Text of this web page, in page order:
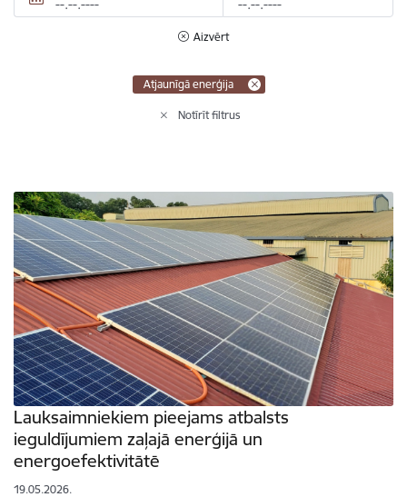
Aizvērt
Atjaunīgā enerģija
Notīrīt filtrus
Lauksaimniekiem pieejams atbalsts
ieguldījumiem zaļajā enerģijā un
energoefektivitātē
19.05.2026.